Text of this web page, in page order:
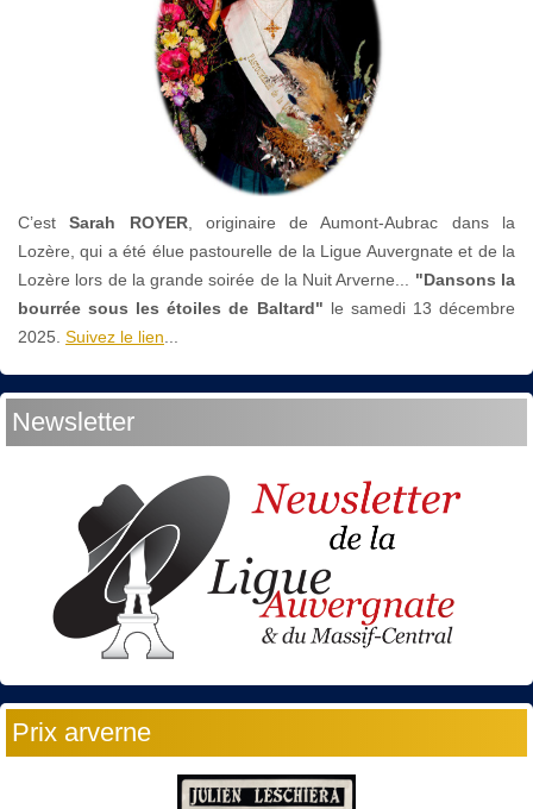
C’estSarah ROYER, originaire de Aumont-Aubrac dans la
Lozère, qui a été élue pastourelle de la Ligue Auvergnate et de la
Lozère lors de la grande soirée de la Nuit Arverne...
"Dansons la
bourrée sous les étoiles de Baltard" le samedi 13 décembre
2025. Suivez le lien
Newsletter
Prix arverne